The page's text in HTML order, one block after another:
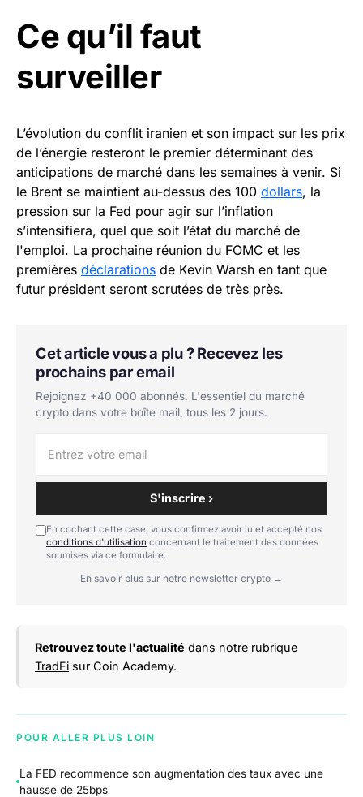
Ce qu’il faut
surveiller
L’évolution du conflit iranien et son impact sur les prix
de l’énergie resteront le premier déterminant des
anticipations de marché dans les semaines à venir. Si
le Brent se maintient au-dessus des 100 dollars, la
pression sur la Fed pour agir sur l’inflation
s’intensifiera, quel que soit l’état du marché de
l'emploi. La prochaine réunion du FOMC et les
premières déclarations de Kevin Warsh en tant que
futur président seront scrutées de très près.
Cet article vous a plu ? Recevez les
prochains par email
Rejoignez +40 000 abonnés. L'essentiel du marché
crypto dans votre boîte mail, tous les 2 jours.
S'inscrire ›
En cochant cette case, vous confirmez avoir lu et accepté nos
conditions d'utilisation concernant le traitement des données
soumises via ce formulaire.
En savoir plus sur notre newsletter crypto →
Retrouvez toute l'actualité dans notre rubrique
TradFi sur Coin Academy.
POUR ALLER PLUS LOIN
La FED recommence son augmentation des taux avec une
hausse de 25bps